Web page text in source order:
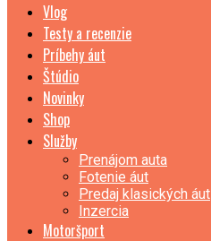
Vlog
Testy a recenzie
Príbehy áut
Štúdio
Novinky
Shop
Služby
Prenájom auta
Fotenie áut
Predaj klasických áut
Inzercia
Motoršport